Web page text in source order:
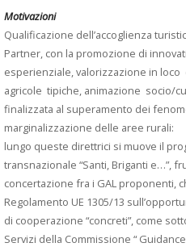
Motivazioni
Qualificazione dell’accoglienza
Partner, con la promozione di
esperienziale, valorizzazione in
agricole tipiche, animazione socio/
finalizzata al superamento dei
marginalizzazione delle aree rurali:
lungo queste direttrici si muove il
transnazionale “Santi, Briganti e…”,
concertazione fra i GAL proponenti,
Regolamento UE 1305/13
di cooperazione “concreti”, come
Servizi della Commissione “